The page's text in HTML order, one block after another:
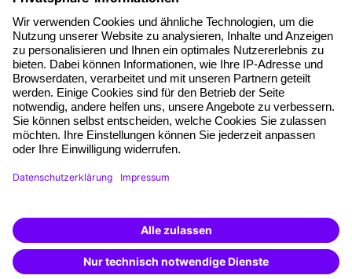
Haufe Akademie GmbH & Co. KG
Munzinger Str. 9
79111 Freiburg
Eine Marke der
Karriere
Referenzen
Weiterbildung finden -
mit KI-Power!
Beschreibe was du suchst und erhalte
passende Weiterbildungen vomKI-Berater